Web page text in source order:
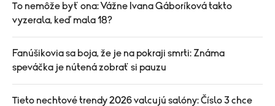
To nemôže byť ona: Vážne Ivana Gáboríková takto
vyzerala, keď mala 18?
Fanúšikovia sa boja, že je na pokraji smrti: Známa
speváčka je nútená zobrať si pauzu
Tieto nechtové trendy 2026 valcujú salóny: Číslo 3 chce